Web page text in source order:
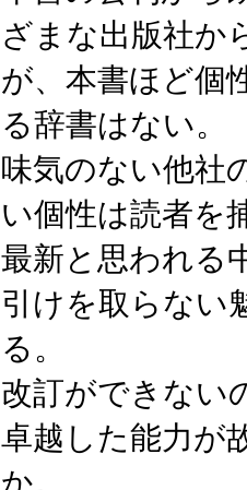
ざまな出版社か
が、本書ほど個
る辞書はない。
味気のない他社
い個性は読者を
最新と思われる
引けを取らない
る。
改訂ができない
卓越した能力が
か。